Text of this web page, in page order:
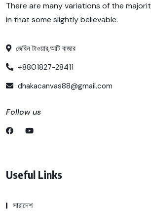
There are many variations of the
in that some slightly believable.
জেরিন টাওয়ার,আটি বাজার
+8801827-28411
dhakacanvas88@gmail.com
Follow us
Useful Links
সারাদেশ